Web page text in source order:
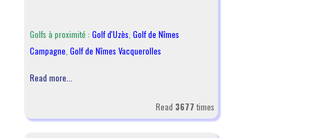
Golfs à proximité : Golf d'Uzès Golf de Nîmes
Campagne Golf de Nîmes Vacquerolles
Read more...
Read 3677 times